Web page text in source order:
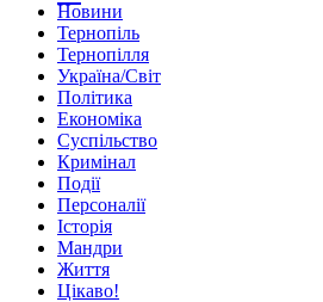
Новини
Тернопіль
Тернопілля
Україна/Світ
Політика
Економіка
Суспільство
Кримінал
Події
Персоналії
Історія
Мандри
Життя
Цікаво!